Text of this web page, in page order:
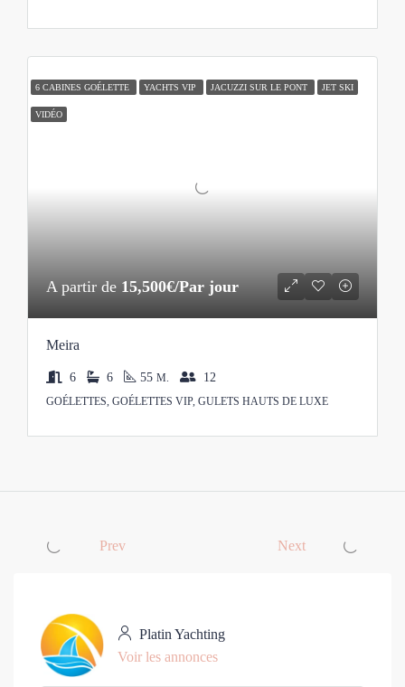
6 CABINES GOÉLETTE YACHTS VIP JACUZZI SUR LE PONT JET SKI
VIDÉO
A partir de 15,500€/Par jour
Meira
6 6 55 M. 12
GOÉLETTES, GOÉLETTES VIP, GULETS HAUTS DE LUXE
Prev Next
Platin Yachting
Voir les annonces